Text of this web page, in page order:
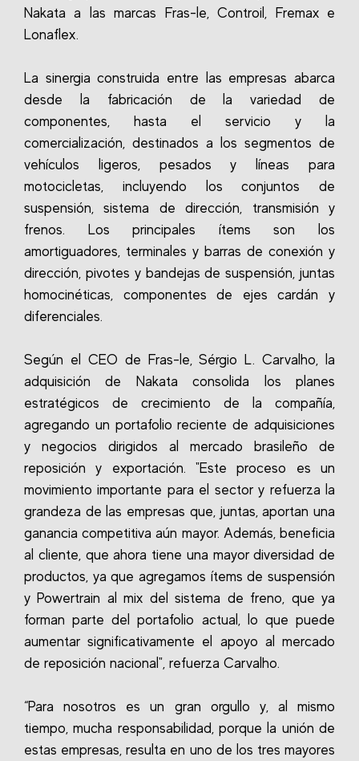
Nakata a las marcas Fras-le, Controil, Fremax e
Lonaflex.
La sinergia construida entre las empresas abarca
desde la fabricación de la variedad de
componentes, hasta el servicio y la
comercialización, destinados a los segmentos de
vehículos ligeros, pesados y líneas para
motocicletas, incluyendo los conjuntos de
suspensión, sistema de dirección, transmisión y
frenos. Los principales ítems son los
amortiguadores, terminales y barras de conexión y
dirección, pivotes y bandejas de suspensión, juntas
homocinéticas, componentes de ejes cardán y
diferenciales.
Según el CEO de Fras-le, Sérgio L. Carvalho, la
adquisición de Nakata consolida los planes
estratégicos de crecimiento de la compañía,
agregando un portafolio reciente de adquisiciones
y negocios dirigidos al mercado brasileño de
reposición y exportación. "Este proceso es un
movimiento importante para el sector y refuerza la
grandeza de las empresas que, juntas, aportan una
ganancia competitiva aún mayor. Además, beneficia
al cliente, que ahora tiene una mayor diversidad de
productos, ya que agregamos ítems de suspensión
y Powertrain al mix del sistema de freno, que ya
forman parte del portafolio actual, lo que puede
aumentar significativamente el apoyo al mercado
de reposición nacional", refuerza Carvalho.
“Para nosotros es un gran orgullo y, al mismo
tiempo, mucha responsabilidad, porque la unión de
estas empresas, resulta en uno de los tres mayores